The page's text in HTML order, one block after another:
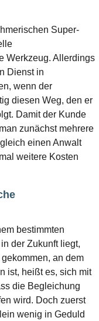
Super-
Werkzeug. Allerdings
Dienst in
wenn der
diesen Weg, den er
Damit der Kunde
zunächst mehrere
einen Anwalt
weitere Kosten
bestimmten
der Zukunft liegt,
an dem
ist, heißt es, sich mit
die Begleichung
wird. Doch zuerst
wenig in Geduld